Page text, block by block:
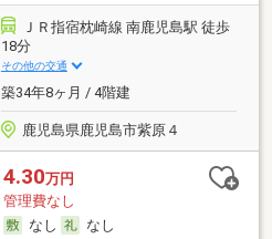
ＪＲ指宿枕崎線 南鹿児島駅 徒歩
18分
その他の交通
築34年8ヶ月 / 4階建
鹿児島県鹿児島市紫原４
4.30万円
管理費なし
なし
なし